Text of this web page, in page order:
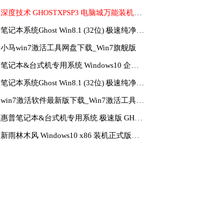
深度技术 GHOSTXPSP3 电脑城万能装机版 2018年4月 最新版ISO镜像下载
笔记本系统Ghost Win8.1 (32位) 极速纯净版2019年4月(免激活) ISO镜像免费下载
小马win7激活工具网盘下载_Win7旗舰版
笔记本&台式机专用系统 Windows10 企业版 2018年10月(32位) ISO镜像快速下载
笔记本系统Ghost Win8.1 (32位) 极速纯净版2018年10月(免激活) ISO镜像免费下载
win7激活软件最新版下载_Win7激活工具(KMSAuto Net 2015)1.4.5英文绿色版
惠普笔记本&台式机专用系统 极速版 GHOSTXPSP3 2018年8月 海驱版下载
新雨林木风 Windows10 x86 装机正式版下载 2018年8月(32位)